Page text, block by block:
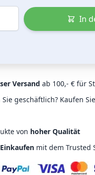
In
Versand ab 100,- € für
Sie geschäftlich? Kaufen
von hoher Qualität
mit dem Trusted